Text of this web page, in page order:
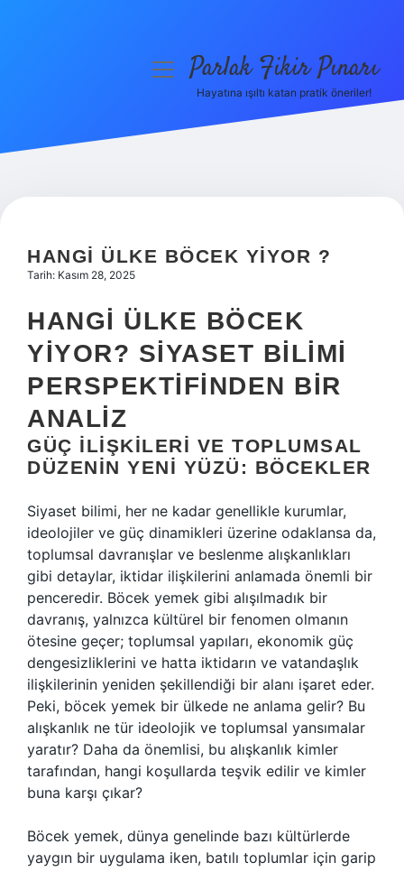
Hakkımızda
menüyüParlak Fikir Pınarı
Hayatına ışıltı katan pratik öneriler!
HANGI ÜLKE BÖCEK YIYOR ?
Tarih: Kasım 28, 2025
HANGI ÜLKE BÖCEK
YIYOR? SIYASET BILIMI
PERSPEKTIFINDEN BIR
ANALIZ
GÜÇ İLIŞKILERI VE TOPLUMSAL
DÜZENIN YENI YÜZÜ: BÖCEKLER
Siyaset bilimi, her ne kadar genellikle kurumlar,
ideolojiler ve güç dinamikleri üzerine odaklansa da,
toplumsal davranışlar ve beslenme alışkanlıkları
gibi detaylar, iktidar ilişkilerini anlamada önemli bir
penceredir. Böcek yemek gibi alışılmadık bir
davranış, yalnızca kültürel bir fenomen olmanın
ötesine geçer; toplumsal yapıları, ekonomik güç
dengesizliklerini ve hatta iktidarın ve vatandaşlık
ilişkilerinin yeniden şekillendiği bir alanı işaret eder.
Peki, böcek yemek bir ülkede ne anlama gelir? Bu
alışkanlık ne tür ideolojik ve toplumsal yansımalar
yaratır? Daha da önemlisi, bu alışkanlık kimler
tarafından, hangi koşullarda teşvik edilir ve kimler
buna karşı çıkar?
Böcek yemek, dünya genelinde bazı kültürlerde
yaygın bir uygulama iken, batılı toplumlar için garip